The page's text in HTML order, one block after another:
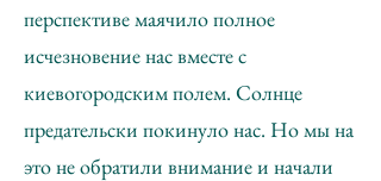
перспективе маячило полное
исчезновение нас вместе с
киевогородским полем. Солнце
предательски покинуло нас. Но мы на
это не обратили внимание и начали